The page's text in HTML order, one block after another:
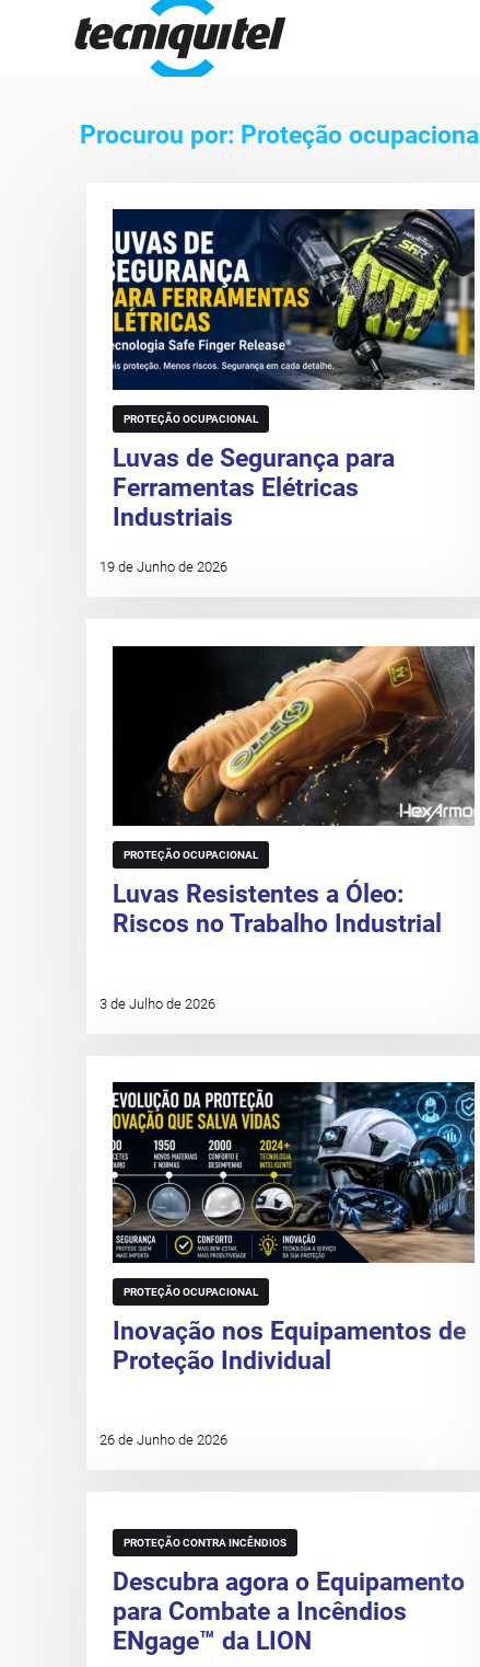
Procurou por: Proteção ocupacional
PROTEÇÃO OCUPACIONAL
Luvas de Segurança para
Ferramentas Elétricas
Industriais
19 de Junho de 2026
PROTEÇÃO OCUPACIONAL
Luvas Resistentes a Óleo:
Riscos no Trabalho Industrial
3 de Julho de 2026
PROTEÇÃO OCUPACIONAL
Inovação nos Equipamentos de
Proteção Individual
26 de Junho de 2026
PROTEÇÃO CONTRA INCÊNDIOS
Descubra agora o Equipamento
para Combate a Incêndios
ENgage™ da LION